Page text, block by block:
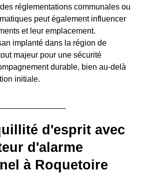
réglementations communales ou
peut également influencer
et leur emplacement.
implanté dans la région de
majeur pour une sécurité
durable, bien au-delà
initiale.
d'esprit avec
d'alarme
à Roquetoire